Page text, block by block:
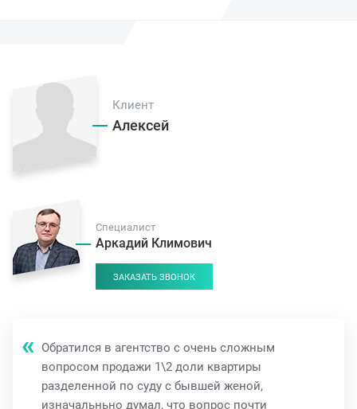
Клиент
Алексей
Специалист
Аркадий Климович
ЗАКАЗАТЬ ЗВОНОК
Обратился в агентство с очень сложным
вопросом продажи 1\2 доли квартиры
разделенной по суду с бывшей женой,
изначальньно думал, что вопрос почти